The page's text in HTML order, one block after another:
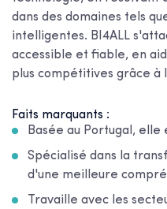
dans des domaines tels
intelligentes. BI4ALL
accessible et fiable, en
plus compétitives grâce à
Faits marquants :
Basée au Portugal,
Spécialisé dans la
d'une meilleure
Travaille avec les